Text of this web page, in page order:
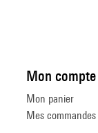
Mon compte
Mon panier
Mes commandes